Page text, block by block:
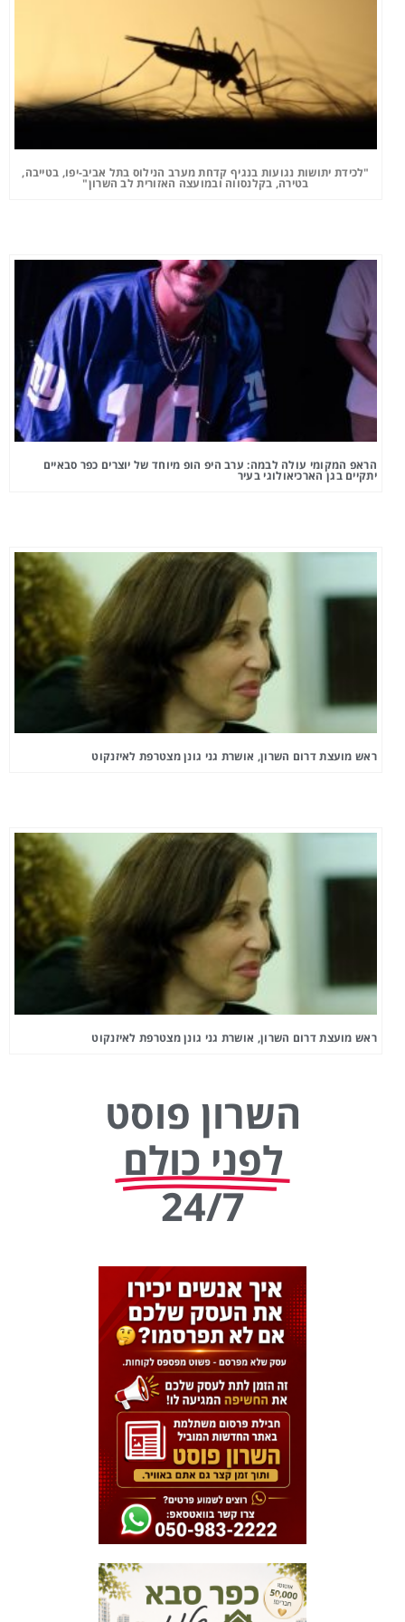
"לכידת יתושות נגועות בנגיף קדחת מערב הנילוס בתל אביב-יפו, בטייבה,
בטירה, בקלנסווה ובמועצה האזורית לב השרון"
הראפ המקומי עולה לבמה: ערב היפ הופ מיוחד של יוצרים כפר סבאיים
יתקיים בגן הארכיאולוגי בעיר
ראש מועצת דרום השרון, אושרת גני גונן מצטרפת לאיזנקוט
ראש מועצת דרום השרון, אושרת גני גונן מצטרפת לאיזנקוט
השרון פוסט
לפני כולם
24/7